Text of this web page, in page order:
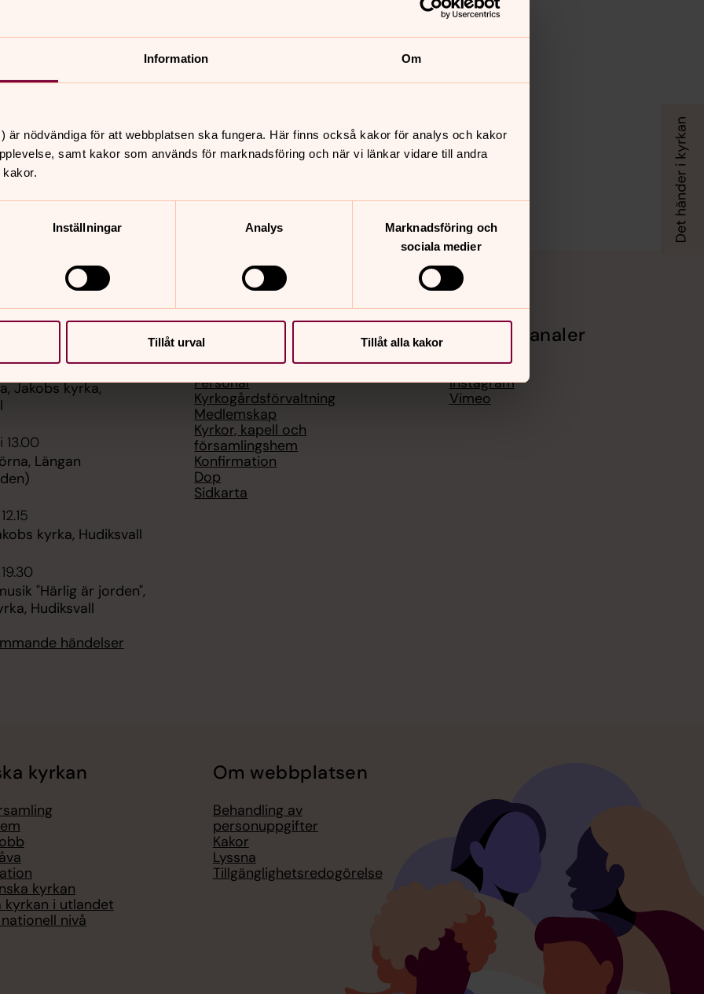
Information Om
är nödvändiga för att webbplatsen ska fungera. Här finns också kakor för analys och kakor
samt kakor som används för marknadsföring och när vi länkar vidare till andra
Inställningar Analys
Marknadsföring och
sociala medier
Tillåt urval Tillåt alla kakor
Jakobs kyrka,
13.00
Längan
kyrka, Hudiksvall
"Härlig är jorden",
Hudiksvall
händelser
Hitta snabbt
Kontaktuppgifter
Personal
Kyrkogårdsförvaltning
Medlemskap
Kyrkor, kapell och
församlingshem
Konfirmation
Dop
Sidkarta
Sociala kanaler
Facebook
Instagram
Vimeo
kyrkan
kyrkan
kyrkan i utlandet
nivå
Om webbplatsen
Behandling av
personuppgifter
Kakor
Lyssna
Tillgänglighetsredogörelse